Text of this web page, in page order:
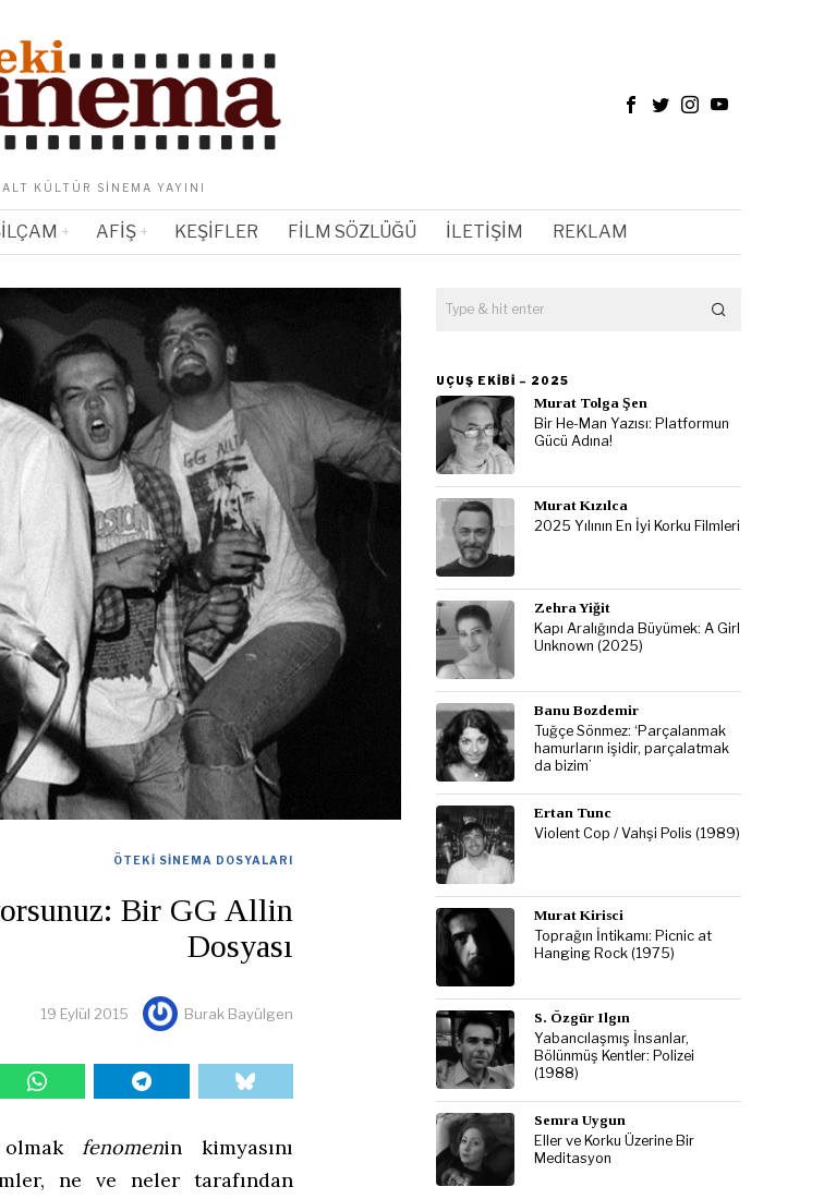
ALT KÜLTÜR SINEMA YAYINI
AFIŞ KEŞIFLER FILM SÖZLÜĞÜ İLETIŞIM REKLAM
ÖTEKI SINEMA DOSYALARI
Bir GG Allin
Dosyası
19 Eylül 2015 Burak Bayülgen
fenomenin kimyasını
ne ve neler tarafından
UÇUŞ EKIBI – 2025
Murat Tolga Şen
Bir He-Man Yazısı: Platformun
Gücü Adına!
Murat Kızılca
2025 Yılının En İyi Korku Filmleri
Zehra Yiğit
Kapı Aralığında Büyümek: A Girl
Unknown (2025)
Banu Bozdemir
Tuğçe Sönmez: ‘Parçalanmak
hamurların işidir, parçalatmak
da bizim’
Ertan Tunc
Violent Cop / Vahşi Polis (1989)
Murat Kirisci
Toprağın İntikamı: Picnic at
Hanging Rock (1975)
S. Özgür Ilgın
Yabancılaşmış İnsanlar,
Bölünmüş Kentler: Polizei
(1988)
Semra Uygun
Eller ve Korku Üzerine Bir
Meditasyon